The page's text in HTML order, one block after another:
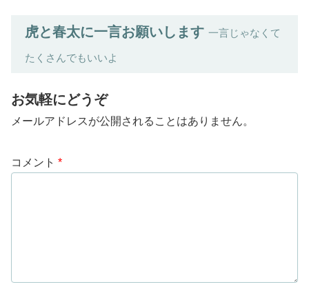
虎と春太に一言お願いします 一言じゃなくて
たくさんでもいいよ
お気軽にどうぞ
メールアドレスが公開されることはありません。
コメント *